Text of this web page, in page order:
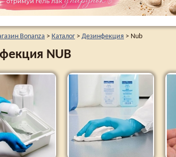
Bonanza > Каталог > Дезинфекция > Nub
NUB